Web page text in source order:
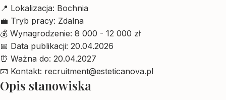
📍 Lokalizacja: Bochnia
💼 Tryb pracy: Zdalna
💰 Wynagrodzenie: 8 000 - 12 000 zł
📅 Data publikacji: 20.04.2026
⏰ Ważna do: 20.04.2027
📧 Kontakt: recruitment@esteticanova.pl
Opis stanowiska